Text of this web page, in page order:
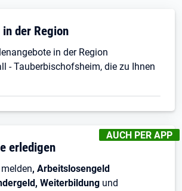
der Region
in der Region
- Tauberbischofsheim, die zu Ihnen
AUCH PER APP
erledigen
melden, Arbeitslosengeld
Weiterbildung und